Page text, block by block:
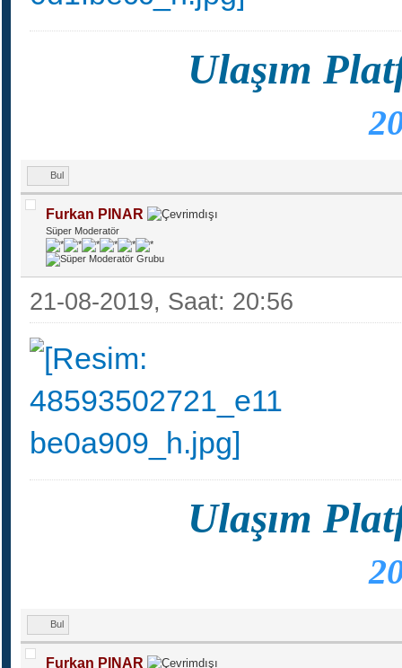
Ulaşım
Bul
Furkan PINAR
Süper Moderatör
21-08-2019, Saat: 20:56
Ulaşım
Bul
Furkan PINAR